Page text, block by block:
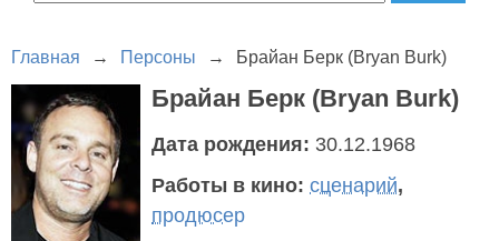
Главная → Персоны → Брайан Берк (Bryan Burk)
Брайан Берк (Bryan Burk)
Дата рождения: 30.12.1968
Работы в кино: сценарий,
продюсер